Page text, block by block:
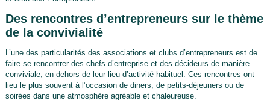
Des rencontres d’entrepreneurs sur le thème
de la convivialité
L’une des particularités des associations et clubs d’entrepreneurs est de
faire se rencontrer des chefs d’entreprise et des décideurs de manière
conviviale, en dehors de leur lieu d’activité habituel. Ces rencontres ont
lieu le plus souvent à l’occasion de diners, de petits-déjeuners ou de
soirées dans une atmosphère agréable et chaleureuse.